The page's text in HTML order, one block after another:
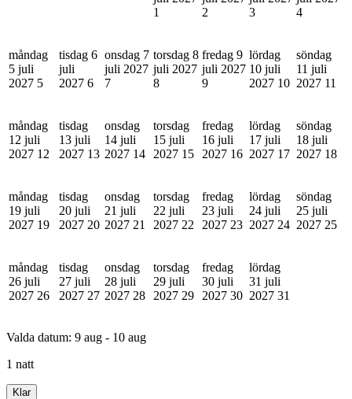
1
2
3
4
måndag
5 juli
2027 5
tisdag 6
juli
2027 6
onsdag 7
juli 2027
7
torsdag 8
juli 2027
8
fredag 9
juli 2027
9
lördag
10 juli
2027 10
söndag
11 juli
2027 11
måndag
12 juli
2027 12
tisdag
13 juli
2027 13
onsdag
14 juli
2027 14
torsdag
15 juli
2027 15
fredag
16 juli
2027 16
lördag
17 juli
2027 17
söndag
18 juli
2027 18
måndag
19 juli
2027 19
tisdag
20 juli
2027 20
onsdag
21 juli
2027 21
torsdag
22 juli
2027 22
fredag
23 juli
2027 23
lördag
24 juli
2027 24
söndag
25 juli
2027 25
måndag
26 juli
2027 26
tisdag
27 juli
2027 27
onsdag
28 juli
2027 28
torsdag
29 juli
2027 29
fredag
30 juli
2027 30
lördag
31 juli
2027 31
Valda datum: 9 aug - 10 aug
1 natt
Klar